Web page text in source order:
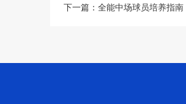
下一篇： 全能中场球员培养指